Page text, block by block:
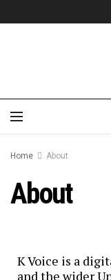
Home About
About
K Voice is a
and the wider